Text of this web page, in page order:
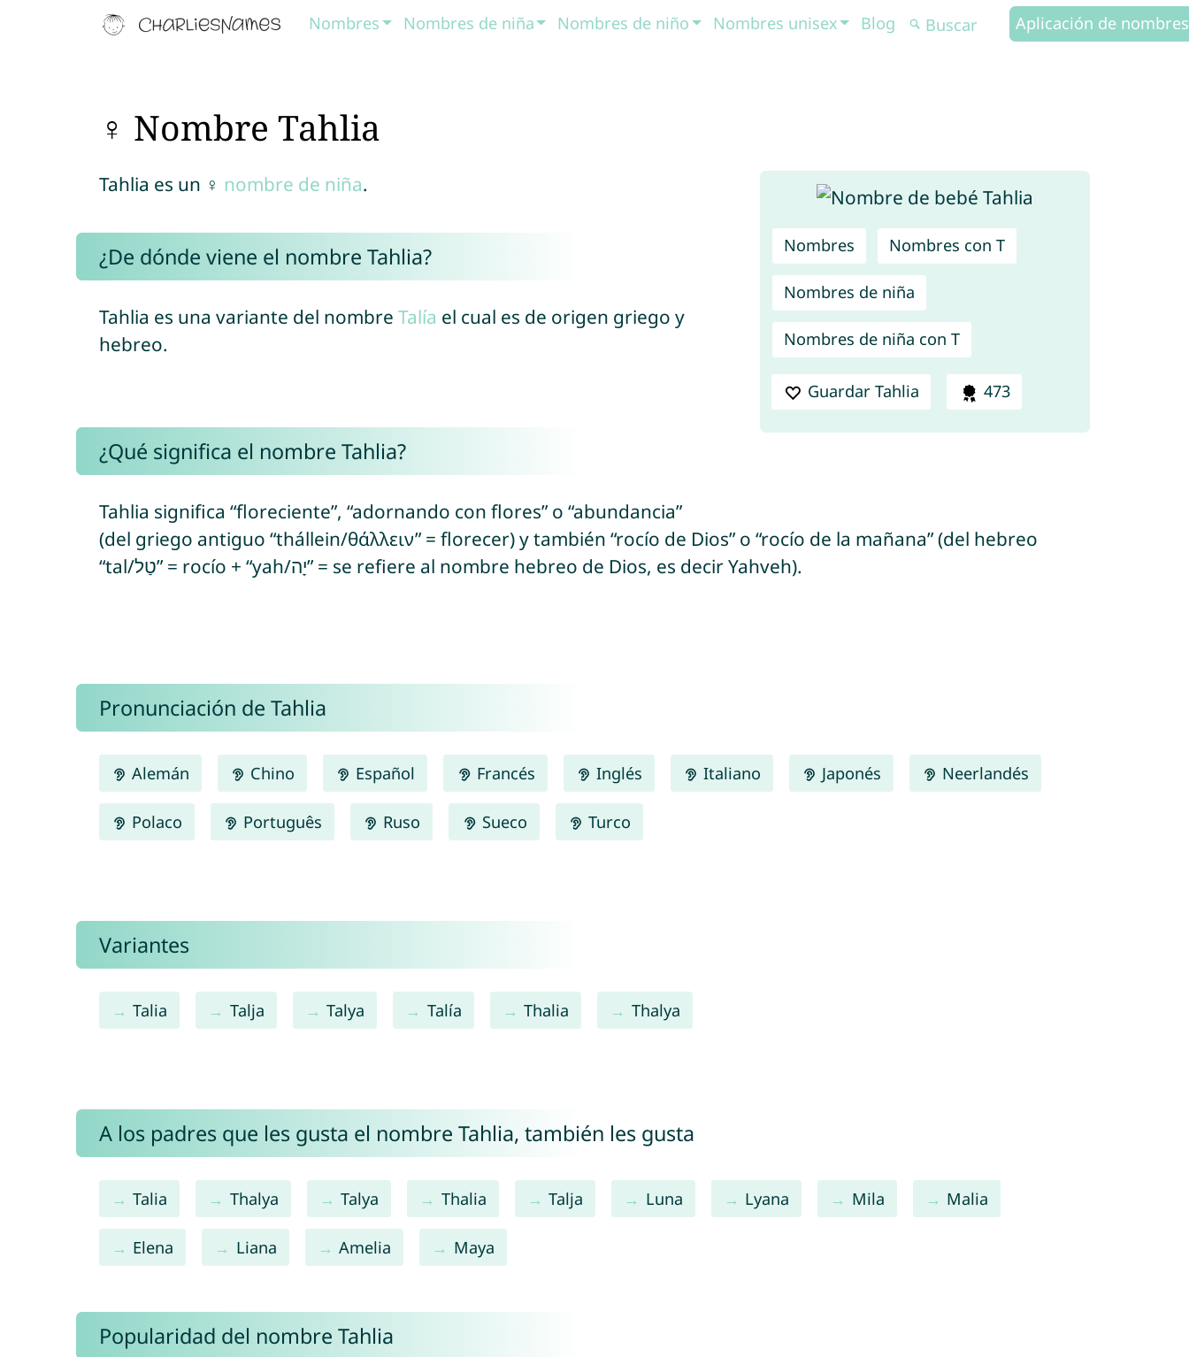
Nombres Nombres de niña Nombres de niño Nombres unisex Blog Aplicación de nombres
♀ Nombre Tahlia
Nombres Nombres con T
Nombres de niña
Nombres de niña con T
Guardar Tahlia 473
Tahlia es un ♀ nombre de niña.
¿De dónde viene el nombre Tahlia?
Tahlia es una variante del nombre Talía el cual es de origen griego y
hebreo.
¿Qué significa el nombre Tahlia?
Tahlia significa “floreciente”, “adornando con flores” o “abundancia”
(del griego antiguo “thállein/θάλλειν” = florecer) y también “rocío de Dios” o “rocío de la mañana” (del hebreo
“tal/טַל” = rocío + “yah/יָה” = se refiere al nombre hebreo de Dios, es decir Yahveh).
Pronunciación de Tahlia
Alemán Chino Español Francés Inglés Italiano Japonés Neerlandés
Polaco Português Ruso Sueco Turco
Variantes
Talia Talja Talya Talía Thalia Thalya
A los padres que les gusta el nombre Tahlia, también les gusta
Talia Thalya Talya Thalia Talja Luna Lyana Mila Malia
Elena Liana Amelia Maya
Popularidad del nombre Tahlia